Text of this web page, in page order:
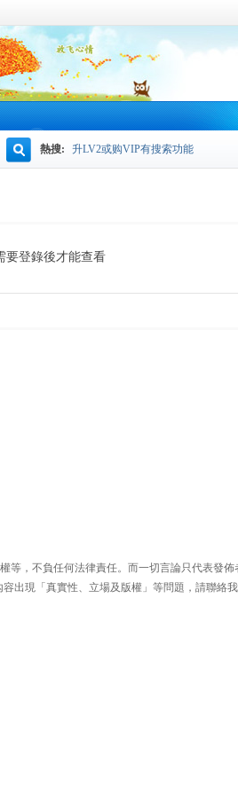
索
熱搜: 升LV2或购VIP有搜索功能
要登錄後才能查看
，不負任何法律責任。而一切言論只代表發
出現「真實性、立場及版權」等問題，請聯絡